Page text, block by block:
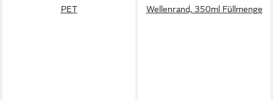
PET
Wellenrand, 350ml Füllmenge